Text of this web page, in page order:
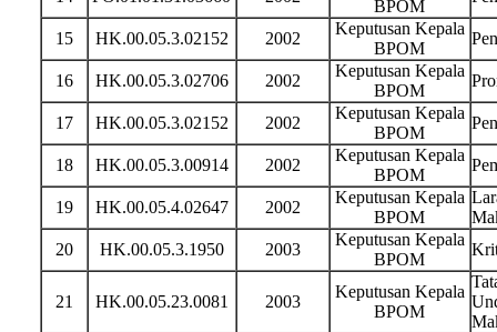
BPOM
15 HK.00.05.3.02152 2002
Keputusan Kepala
BPOM
16 HK.00.05.3.02706 2002
Keputusan Kepala
BPOM
17 HK.00.05.3.02152 2002
Keputusan Kepala
BPOM
18 HK.00.05.3.00914 2002
Keputusan Kepala
BPOM
19 HK.00.05.4.02647 2002
Keputusan Kepala
BPOM
20
HK.00.05.3.1950 2003
Keputusan Kepala
BPOM
21 HK.00.05.23.0081 2003
Keputusan Kepala
BPOM